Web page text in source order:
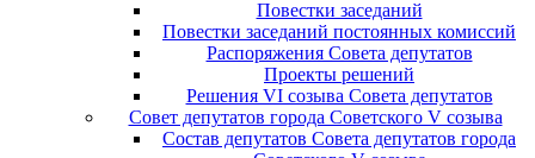
Повестки заседаний
Повестки заседаний постоянных комиссий
Распоряжения Совета депутатов
Проекты решений
Решения VI созыва Совета депутатов
Совет депутатов города Советского V созыва
Состав депутатов Совета депутатов города